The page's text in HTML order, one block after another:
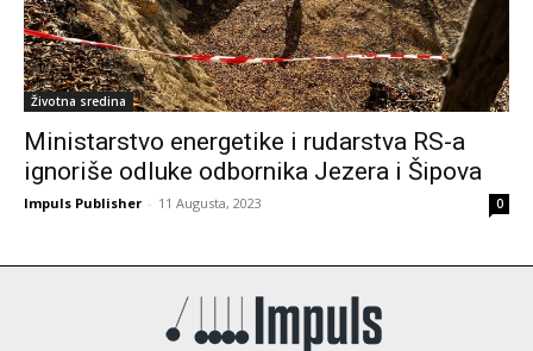
Životna sredina
Ministarstvo energetike i rudarstva RS-a
ignoriše odluke odbornika Jezera i Šipova
Impuls Publisher - 11 Augusta, 2023 0